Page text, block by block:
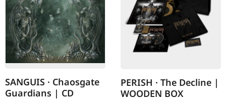
SANGUIS · Chaosgate
Guardians | CD
PERISH · The Decline |
WOODEN BOX